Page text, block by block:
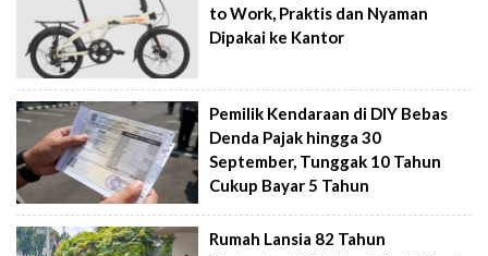
to Work, Praktis dan Nyaman
Dipakai ke Kantor
Pemilik Kendaraan di DIY Bebas
Denda Pajak hingga 30
September, Tunggak 10 Tahun
Cukup Bayar 5 Tahun
Rumah Lansia 82 Tahun